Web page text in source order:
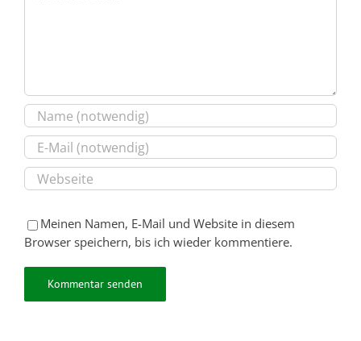
Meinen Namen, E-Mail und Website in diesem
Browser speichern, bis ich wieder kommentiere.